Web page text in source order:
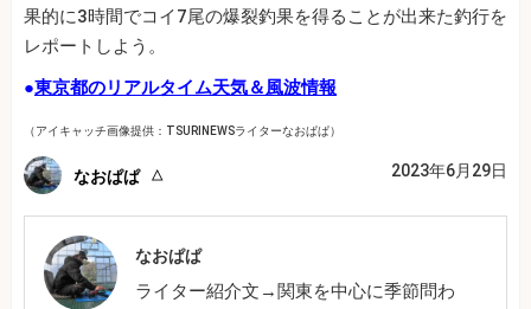
果的に3時間でコイ7尾の爆裂釣果を得ることが出来た釣行を
レポートしよう。
●東京都のリアルタイム天気＆風波情報
（アイキャッチ画像提供：TSURINEWSライターなおぱぱ）
なおぱぱ 2023年6月29日
なおぱぱ
ライター紹介文→関東を中心に季節問わ